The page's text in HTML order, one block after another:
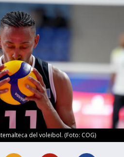
del voleibol. (Foto: COG)